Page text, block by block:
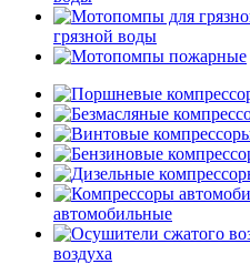
грязной воды
автомобильные
воздуха